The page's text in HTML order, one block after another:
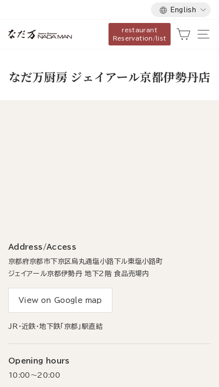
content
Language
English
restaurant
Reservation/list
Cart
なだ万厨房 ジェイアール京都伊勢丹店
Address/Access
京都府京都市下京区烏丸通塩小路下ル東塩小路町
ジェイアール京都伊勢丹 地下2階 食品売場内
View on Google map
JR・近鉄・地下鉄「京都」駅直結
Opening hours
10:00～20:00